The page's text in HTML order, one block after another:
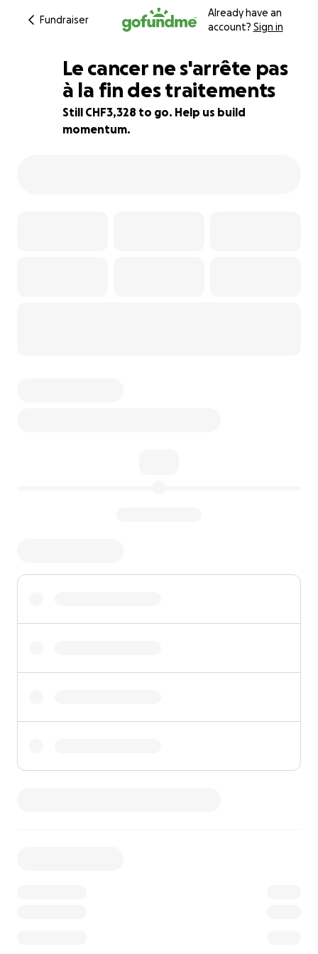
Fundraiser
Already have an
account? Sign in
58% complete
Le cancer ne s'arrête pas
à la fin des traitements
Still CHF3,328 to go. Help us build
momentum.